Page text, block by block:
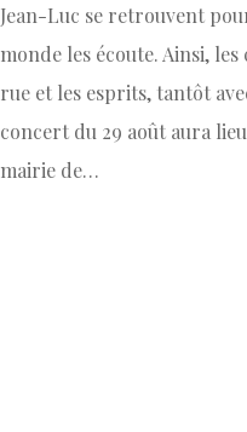
Jean-Luc se retrouvent
monde les écoute. Ainsi,
rue et les esprits, tantôt
concert du 29 août aura
mairie de…